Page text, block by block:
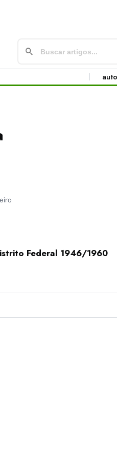
Federal 1946/1960